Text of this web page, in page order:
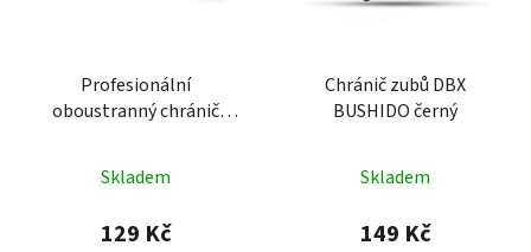
Profesionální
oboustranný chránič
Skladem
129 Kč
Chránič zubů DBX
BUSHIDO černý
Skladem
149 Kč